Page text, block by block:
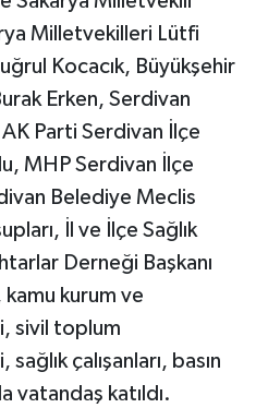
Milletvekilleri Lütfi
Kocacık, Büyükşehir
Erken, Serdivan
AK Parti Serdivan İlçe
MHP Serdivan İlçe
Belediye Meclis
İl ve İlçe Sağlık
Derneği Başkanı
kurum ve
sivil toplum
çalışanları, basın
vatandaş katıldı.